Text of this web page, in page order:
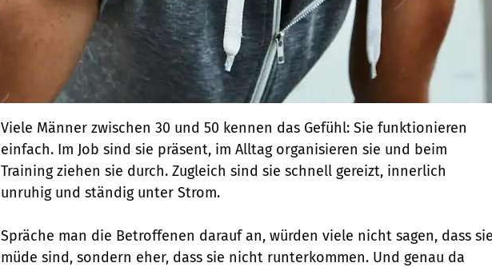
Viele Männer zwischen 30 und 50 kennen das Gefühl: Sie funktionieren
einfach. Im Job sind sie präsent, im Alltag organisieren sie und beim
Training ziehen sie durch. Zugleich sind sie schnell gereizt, innerlich
unruhig und ständig unter Strom.
Spräche man die Betroffenen darauf an, würden viele nicht sagen, dass
müde sind, sondern eher, dass sie nicht runterkommen. Und genau da